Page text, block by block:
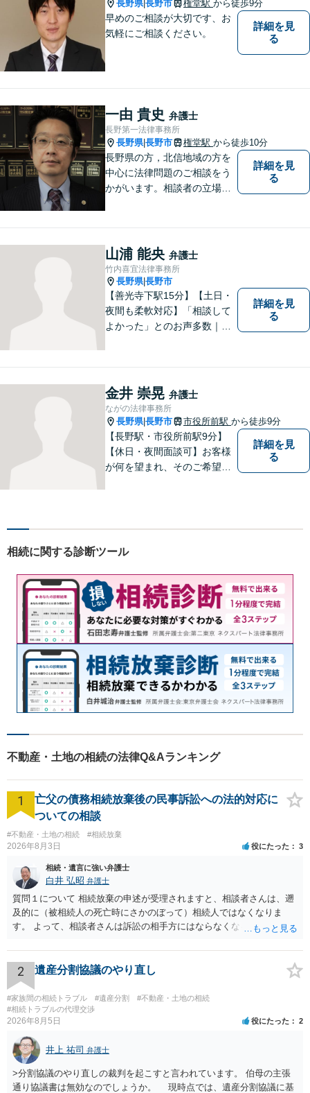
長野県|長野市 権堂駅 から徒歩9分
早めのご相談が大切です、お
気軽にご相談ください。
詳細を見
る
一由 貴史 弁護士
長野第一法律事務所
長野県|長野市 権堂駅 から徒歩10分
長野県の方，北信地域の方を
中心に法律問題のご相談をう
かがいます。相談者の立場を
詳細を見
る
山浦 能央 弁護士
竹内喜宜法律事務所
長野県|長野市
【善光寺下駅15分】【土日・
夜間も柔軟対応】「相談して
よかった」とのお声多数｜交
士が親身にサポートします。
どんな小さなお悩みでも、ま
ずはお気軽にご相談くださ
い。【完全個室で相談】
詳細を見
る
金井 崇晃 弁護士
ながの法律事務所
長野県|長野市 市役所前駅 から徒歩9分
【長野駅・市役所前駅9分】
【休日・夜間面談可】お客様
が何を望まれ、そのご希望を
合っています。 できる限り負
解決を目指すことを信条とし
ています。
詳細を見
る
相続に関する診断ツール
不動産・土地の相続の法律Q&Aランキング
1
亡父の債務相続放棄後の民事訴訟への法的対応に
ついての相談
#不動産・土地の相続 #相続放棄
2026年8月3日 役にたった 3
相続・遺言に強い弁護士
白井 弘昭 弁護士
質問１について 相続放棄の申述が受理されますと、相談者さんは、遡
及的に（被相続人の死亡時にさかのぼって）相続人ではなくなりま
す。 よって、相談者さんは訴訟の相手方にはならなくなるので（明け
理証明を家庭裁判所で取得し、コピーを答弁書に添えて裁判所に提出
してください。 質問２について 請求棄却を求める答弁書を提出すれ
ば、第１回期日は出席する必要がありません。その日は差支え（用事
があり出席できない）との記載で十分です。 質問３について 弁護士で
はないので、ｍｉｎｔｓでの提出の必要は無いと思います。郵送（期
限までに届けばよい）で十分です。 詳細は、書面記載の裁判所書記官
にお問い合わせください。 以上、ご参考まで。
2 遺産分割協議のやり直し
#家族間の相続トラブル #遺産分割
#不動産・土地の相続
#相続トラブルの代理交渉
2026年8月5日 役にたった 2
井上 祐司 弁護士
>分割協議のやり直しの裁判を起こすと言われています。 伯母の主張
通り協議書は無効なのでしょうか。 現時点では、遺産分割協議に基